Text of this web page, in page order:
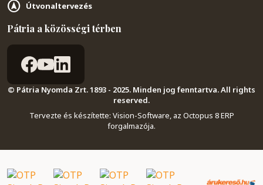
Útvonaltervezés
Pátria a közösségi térben
© Pátria Nyomda Zrt. 1893 - 2025. Minden jog fenntartva. All rights
reserved.
Tervezte és készítette: Vision-Software, az Octopus 8 ERP
forgalmazója.